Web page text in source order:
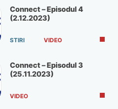
Connect – Episodul 4
(2.12.2023)
STIRI VIDEO
Connect – Episodul 3
(25.11.2023)
VIDEO